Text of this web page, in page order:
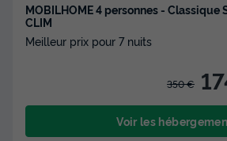
MOBILHOME 4 personnes - Classique
CLIM
Meilleur prix pour 7 nuits
350 €
Voir les